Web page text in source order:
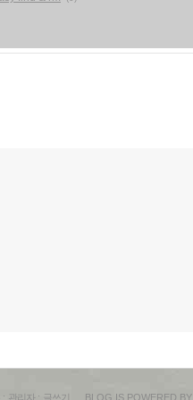
: 관리자 : 글쓰기 BLOG IS POWERED BY